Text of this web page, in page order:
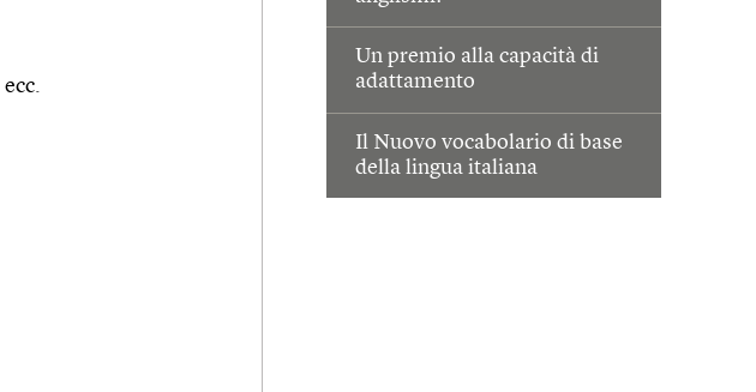
Un premio alla capacità di
adattamento
Il Nuovo vocabolario di base
della lingua italiana
ecc.